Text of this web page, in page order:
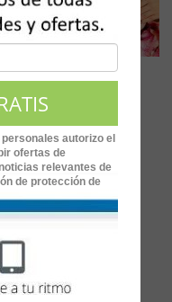
autorizo el
ofertas de
relevantes de
de protección de